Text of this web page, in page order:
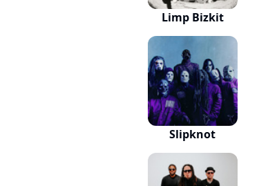
Limp Bizkit
Slipknot